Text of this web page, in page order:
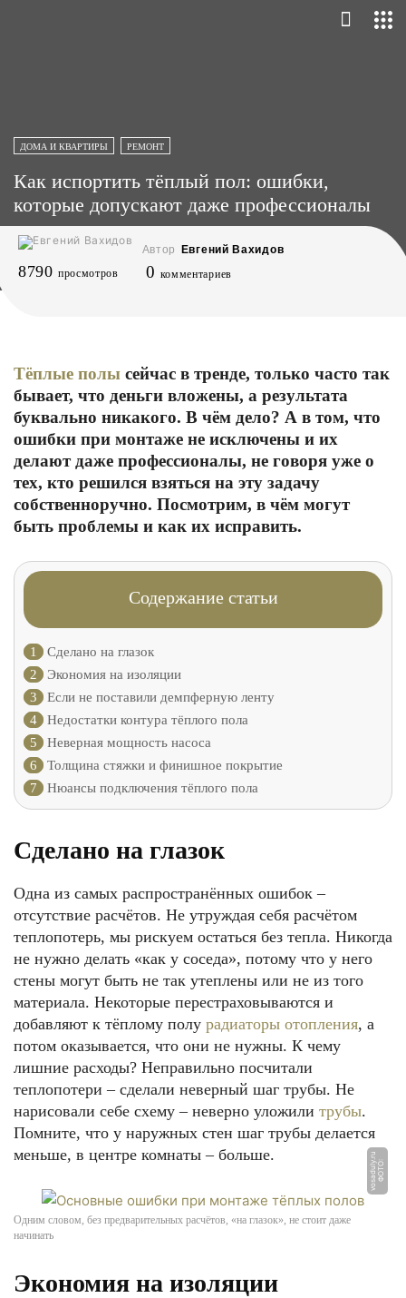
ДОМА И КВАРТИРЫ РЕМОНТ
Как испортить тёплый пол: ошибки,
которые допускают даже профессионалы
Автор Евгений Вахидов
8790 просмотров 0 комментариев
Тёплые полы сейчас в тренде, только часто так
бывает, что деньги вложены, а результата
буквально никакого. В чём дело? А в том, что
ошибки при монтаже не исключены и их
делают даже профессионалы, не говоря уже о
тех, кто решился взяться на эту задачу
собственноручно. Посмотрим, в чём могут
быть проблемы и как их исправить.
Содержание статьи
1
Сделано на глазок
2
Экономия на изоляции
3
Если не поставили демпферную ленту
4
Недостатки контура тёплого пола
5
Неверная мощность насоса
6
Толщина стяжки и финишное покрытие
7
Нюансы подключения тёплого пола
Сделано на глазок
Одна из самых распространённых ошибок –
отсутствие расчётов. Не утруждая себя расчётом
теплопотерь, мы рискуем остаться без тепла. Никогда
не нужно делать «как у соседа», потому что у него
стены могут быть не так утеплены или не из того
материала. Некоторые перестраховываются и
добавляют к тёплому полу радиаторы отопления, а
потом оказывается, что они не нужны. К чему
лишние расходы? Неправильно посчитали
теплопотери – сделали неверный шаг трубы. Не
нарисовали себе схему – неверно уложили трубы.
Помните, что у наружных стен шаг трубы делается
меньше, в центре комнаты – больше.
Ф
О
Т
О:
v
o
s
a
d
ul
y.
r
u
Одним словом, без предварительных расчётов, «на глазок», не стоит даже
начинать
Экономия на изоляции